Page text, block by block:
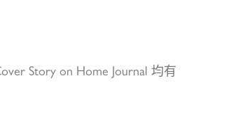
Story on Home Journal 均有